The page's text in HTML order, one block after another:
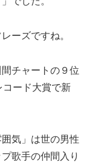
ーズですね。
チャートの９位
コード大賞で新
気」は世の男性
歌手の仲間入り